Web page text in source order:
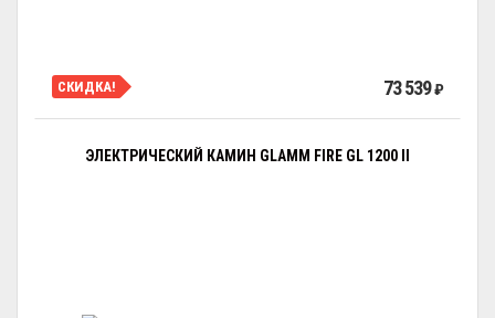
СКИДКА! 73 539₽
ЭЛЕКТРИЧЕСКИЙ КАМИН GLAMM FIRE GL 1200 II